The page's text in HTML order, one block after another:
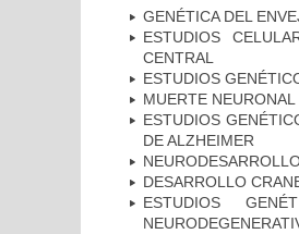
GENÉTICA DEL
ESTUDIOS
CENTRAL
ESTUDIOS
MUERTE
ESTUDIOS
DE ALZHEIMER
DESARROLLO
ESTUDIOS